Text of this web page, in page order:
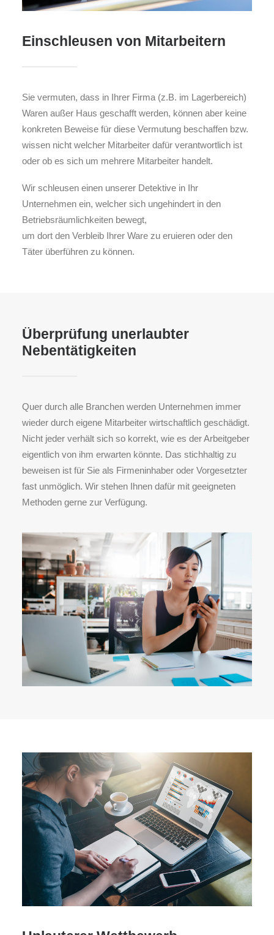
Einschleusen von Mitarbeitern
Sie vermuten, dass in Ihrer Firma (z.B. im Lagerbereich)
Waren außer Haus geschafft werden, können aber keine
konkreten Beweise für diese Vermutung beschaffen bzw.
wissen nicht welcher Mitarbeiter dafür verantwortlich ist
oder ob es sich um mehrere Mitarbeiter handelt.
Wir schleusen einen unserer Detektive in Ihr
Unternehmen ein, welcher sich ungehindert in den
Betriebsräumlichkeiten bewegt,
um dort den Verbleib Ihrer Ware zu eruieren oder den
Täter überführen zu können.
Überprüfung unerlaubter
Nebentätigkeiten
Quer durch alle Branchen werden Unternehmen immer
wieder durch eigene Mitarbeiter wirtschaftlich geschädigt.
Nicht jeder verhält sich so korrekt, wie es der Arbeitgeber
eigentlich von ihm erwarten könnte. Das stichhaltig zu
beweisen ist für Sie als Firmeninhaber oder Vorgesetzter
fast unmöglich. Wir stehen Ihnen dafür mit geeigneten
Methoden gerne zur Verfügung.